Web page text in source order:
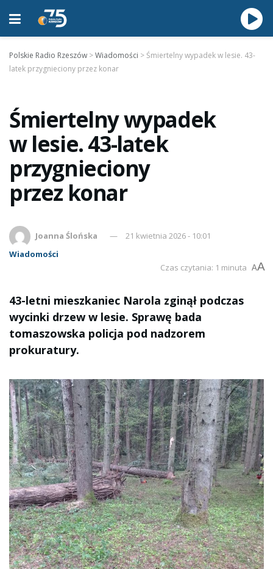
Polskie Radio Rzeszów >Wiadomości >Śmiertelny wypadek w lesie. 43-
latek przygnieciony przez konar
Śmiertelny wypadek
w lesie. 43-latek
przygnieciony
przez konar
Joanna Ślońska
21 kwietnia 2026 - 10:01
Wiadomości
Czas czytania: 1 minuta AA
43-letni mieszkaniec Narola zginął podczas
wycinki drzew w lesie. Sprawę bada
tomaszowska policja pod nadzorem
prokuratury.